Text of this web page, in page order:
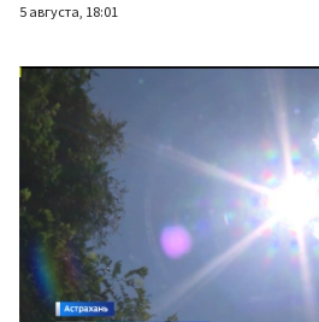
5 августа, 18:01